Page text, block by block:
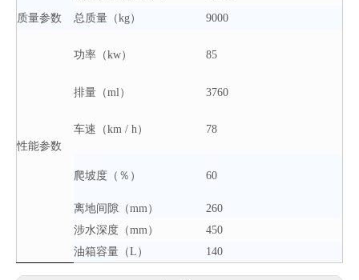
质量参数 总质量（kg） 9000
性能参数
功率（kw） 85
排量（ml） 3760
车速（km / h） 78
爬坡度（％） 60
离地间隙（mm）
260
涉水深度（mm）
450
油箱容量（L）
140